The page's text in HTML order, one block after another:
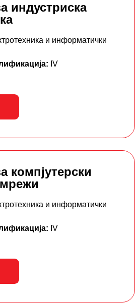
индустриска
и информатички
IV
компјутерски
и информатички
IV